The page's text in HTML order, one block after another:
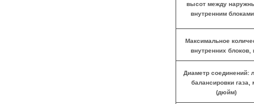
высот между
внутренним
Максимальное
внутренних блоков,
Диаметр соединений:
балансировки газа,
(дюйм)